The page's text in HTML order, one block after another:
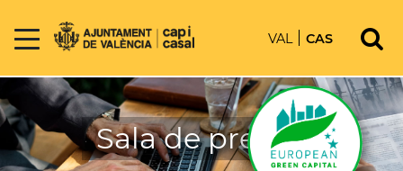
VAL CAS
Sala de prensa